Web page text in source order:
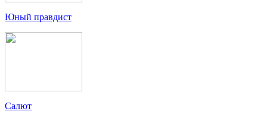
Юный правдист
Салют